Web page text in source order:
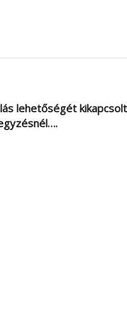
lehetőségét